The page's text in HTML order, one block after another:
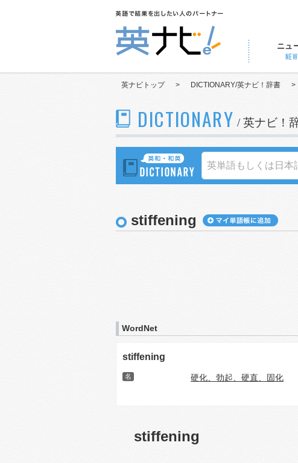
ニュ
英ナビトップ > DICTIONARY/英ナビ！辞書 >
DICTIONARY / 英ナビ！
stiffening
WordNet
stiffening
名 硬化、勃起、硬直、固化
stiffening